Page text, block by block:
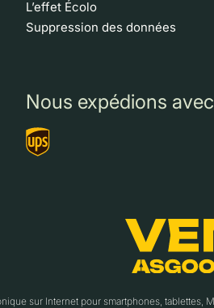
L’effet Écolo
Suppression des données
Nous expédions avec
sur Internet pour smartphones,